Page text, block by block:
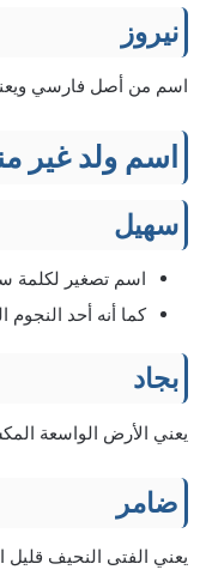
نيروز
اسم من أصل فارسي
اسم ولد غير
سهيل
اسم تصغير لكلمة
كما أنه أحد
بجاد
يعني الأرض الواسعة
ضامر
يعني الفتى النحيف قليل